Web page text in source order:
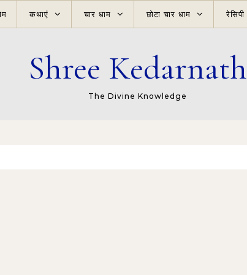
कथाएं चार धाम छोटा चार धाम रेसिपी
Shree Kedarnath
The Divine Knowledge